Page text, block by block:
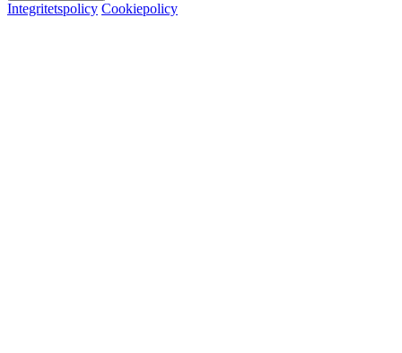
Integritetspolicy Cookiepolicy